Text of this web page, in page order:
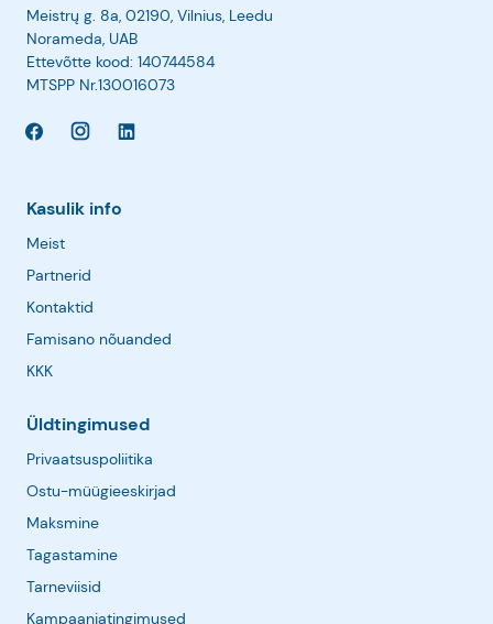
Meistrų g. 8a, 02190, Vilnius, Leedu
Norameda, UAB
Ettevõtte kood: 140744584
MTSPP Nr.130016073
Kasulik info
Meist
Partnerid
Kontaktid
Famisano nõuanded
KKK
Üldtingimused
Privaatsuspoliitika
Ostu-müügieeskirjad
Maksmine
Tagastamine
Tarneviisid
Kampaaniatingimused